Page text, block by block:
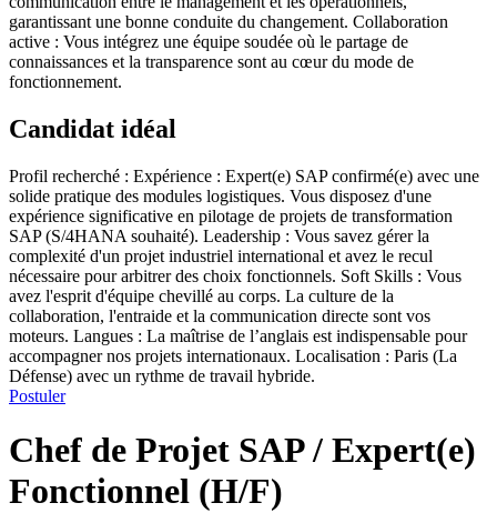
garantissant une bonne conduite du changement. Collaboration
active : Vous intégrez une équipe soudée où le partage de
connaissances et la transparence sont au cœur du mode de
fonctionnement.
Candidat idéal
Profil recherché : Expérience : Expert(e) SAP confirmé(e) avec une
solide pratique des modules logistiques. Vous disposez d'une
expérience significative en pilotage de projets de transformation
SAP (S/4HANA souhaité). Leadership : Vous savez gérer la
complexité d'un projet industriel international et avez le recul
nécessaire pour arbitrer des choix fonctionnels. Soft Skills : Vous
avez l'esprit d'équipe chevillé au corps. La culture de la
collaboration, l'entraide et la communication directe sont vos
moteurs. Langues : La maîtrise de l’anglais est indispensable pour
accompagner nos projets internationaux. Localisation : Paris (La
Défense) avec un rythme de travail hybride.
Postuler
Chef de Projet SAP / Expert(e)
Fonctionnel (H/F)